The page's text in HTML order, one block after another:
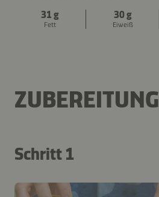
31 g
Fett
30 g
Eiweiß
ZUBEREITUNG
Schritt 1